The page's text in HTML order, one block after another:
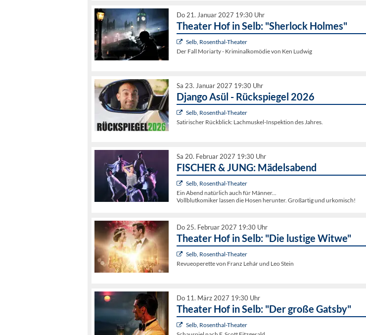
Do 21. Januar 2027 19:30 Uhr
Theater Hof in Selb: "Sherlock Holmes"
Selb, Rosenthal-Theater
Der Fall Moriarty - Kriminalkomödie von Ken Ludwig
Sa 23. Januar 2027 19:30 Uhr
Django Asül - Rückspiegel 2026
Selb, Rosenthal-Theater
Satirischer Rückblick: Lachmuskel-Inspektion des Jahres.
Sa 20. Februar 2027 19:30 Uhr
FISCHER & JUNG: Mädelsabend
Selb, Rosenthal-Theater
Ein Abend natürlich auch für Männer...
Vollblutkomiker lassen die Hosen herunter. Großartig und urkomisch!
Do 25. Februar 2027 19:30 Uhr
Theater Hof in Selb: "Die lustige Witwe"
Selb, Rosenthal-Theater
Revueoperette von Franz Lehár und Leo Stein
Do 11. März 2027 19:30 Uhr
Theater Hof in Selb: "Der große Gatsby"
Selb, Rosenthal-Theater